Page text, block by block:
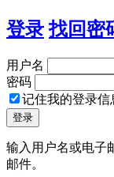
登录 找回密
用户名
密码
记住我的登录信
输入用户名或电子
邮件。